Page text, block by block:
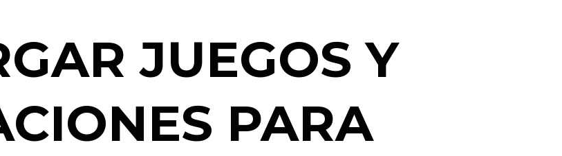
JUEGOS Y
PARA